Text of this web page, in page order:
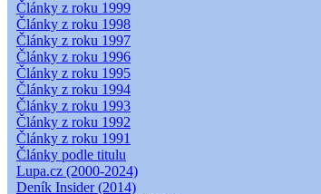
Články z roku 1999
Články z roku 1998
Články z roku 1997
Články z roku 1996
Články z roku 1995
Články z roku 1994
Články z roku 1993
Články z roku 1992
Články z roku 1991
Články podle titulu
Lupa.cz (2000-2024)
Deník Insider (2014)